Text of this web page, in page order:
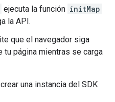
ejecuta la función initMap
la API.
que el navegador siga
página mientras se carga
una instancia del SDK